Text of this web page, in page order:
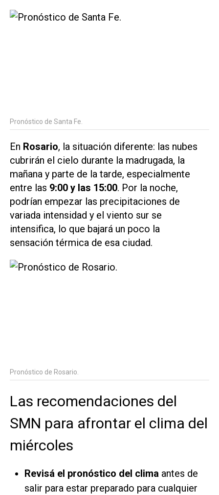
Pronóstico de Santa Fe.
En Rosario, la situación diferente: las nubes
cubrirán el cielo durante la madrugada, la
mañana y parte de la tarde, especialmente
entre las 9:00 y las 15:00. Por la noche,
podrían empezar las precipitaciones de
variada intensidad y el viento sur se
intensifica, lo que bajará un poco la
sensación térmica de esa ciudad.
Pronóstico de Rosario.
Las recomendaciones del
SMN para afrontar el clima del
miércoles
Revisá el pronóstico del clima antes de
salir para estar preparado para cualquier